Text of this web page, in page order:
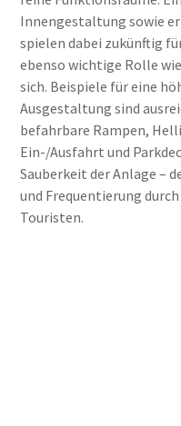
Innengestaltung sowie
spielen dabei zukünftig
ebenso wichtige Rolle
sich. Beispiele für eine
Ausgestaltung sind
befahrbare Rampen,
Ein-/Ausfahrt und
Sauberkeit der Anlage –
und Frequentierung
Touristen.